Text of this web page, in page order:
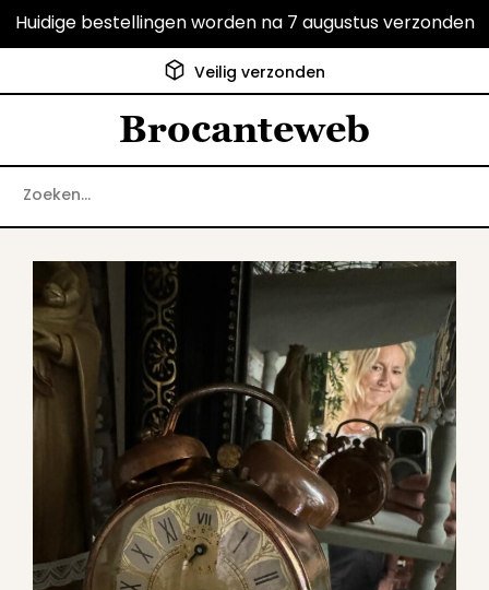
Huidige bestellingen worden na 7 augustus verzonden
Klanten geven ons een 9.6
Brocanteweb